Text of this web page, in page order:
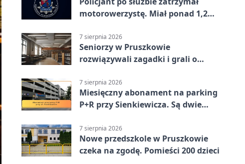
motorowerzystę. Miał ponad 1,2
7 sierpnia 2026
Seniorzy w Pruszkowie
rozwiązywali zagadki i grali o
7 sierpnia 2026
Miesięczny abonament na parking
P+R przy Sienkiewicza. Są dwie
7 sierpnia 2026
Nowe przedszkole w Pruszkowie
czeka na zgodę. Pomieści 200 dzieci